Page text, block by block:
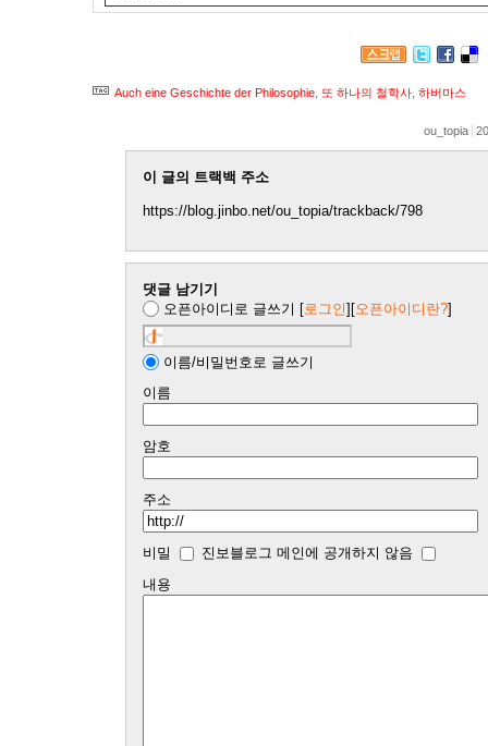
Auch eine Geschichte der Philosophie 또 하나의 철학사 하버마스
ou_topia
이 글의 트랙백 주소
https://blog.jinbo.net/ou_topia/trackback/798
댓글 남기기
오픈아이디로 글쓰기 [로그인][오픈아이디란?]
이름/비밀번호로 글쓰기
이름
암호
주소
비밀
진보블로그 메인에 공개하지 않음
내용